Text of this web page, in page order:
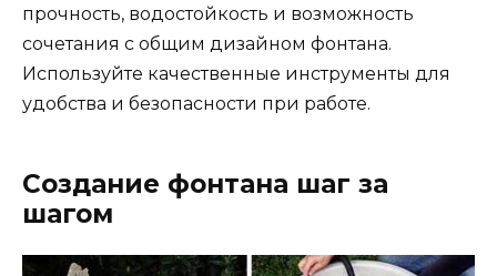
прочность, водостойкость и возможность
сочетания с общим дизайном фонтана.
Используйте качественные инструменты для
удобства и безопасности при работе.
Создание фонтана шаг за
шагом